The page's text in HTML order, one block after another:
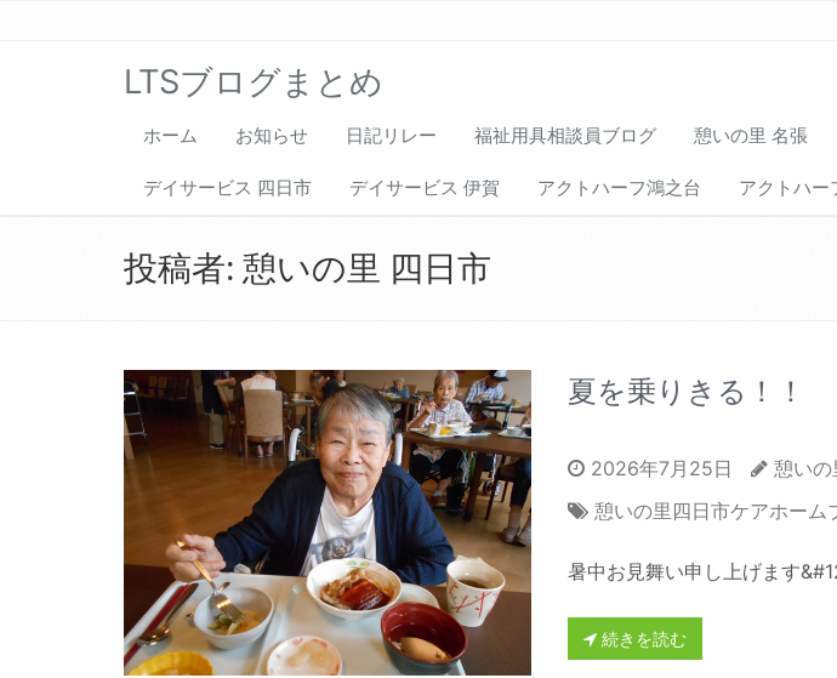
LTSブログまとめ
ホーム お知らせ 日記リレー 福祉用具相談員ブログ 憩いの里 名張
デイサービス 四日市 デイサービス 伊賀 アクトハーフ鴻之台 アクトハー
投稿者: 憩いの里 四日市
夏を乗りきる！！
2026年7月25日
憩い
憩いの里四日市ケアホーム
暑中お見舞い申し上げます
続きを読む